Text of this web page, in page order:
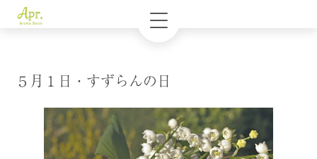
５月１日・すずらんの日